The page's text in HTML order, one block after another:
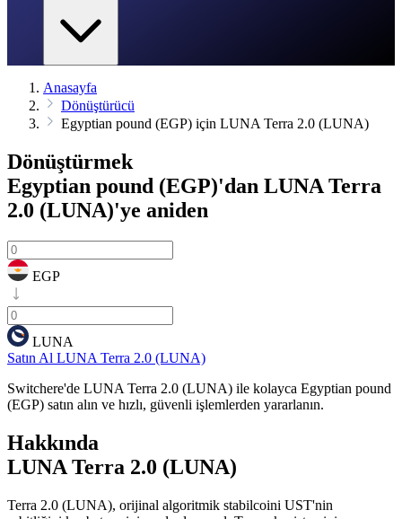
Anasayfa
Dönüştürücü
Egyptian pound (EGP) için LUNA Terra 2.0 (LUNA)
Dönüştürmek
Egyptian pound (EGP)'dan LUNA Terra
2.0 (LUNA)'ye aniden
EGP
LUNA
Satın Al LUNA Terra 2.0 (LUNA)
Switchere'de LUNA Terra 2.0 (LUNA) ile kolayca Egyptian pound
(EGP) satın alın ve hızlı, güvenli işlemlerden yararlanın.
Hakkında
LUNA Terra 2.0 (LUNA)
Terra 2.0 (LUNA), orijinal algoritmik stabilcoini UST'nin